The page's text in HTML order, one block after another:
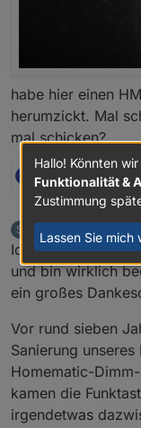
habe hier einen
herumzickt. Mal
mal schicken?
1 Antwort
S
Offline
steiNetti schrieb am
zuletzt
Ich verfolge die
und bin wirklich
ein großes
Vor rund sieben
Sanierung
Homematic-
kamen die
irgendetwas
Hallo! Könnten
Funktionalität &
Zustimmung
Lassen Sie mich